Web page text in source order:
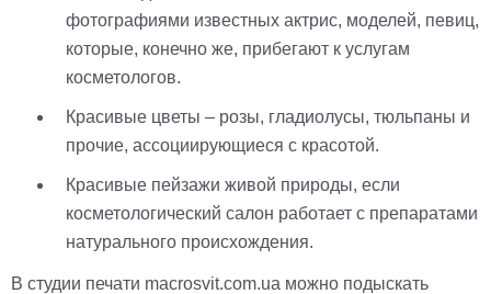
Импрессионизм
Абстракция
Космос
Города
фотографиями известных актрис, моделей, певиц,
которые, конечно же, прибегают к услугам
косметологов.
Красивые цветы – розы, гладиолусы, тюльпаны и
прочие, ассоциирующиеся с красотой.
Красивые пейзажи живой природы, если
косметологический салон работает с препаратами
натурального происхождения.
В студии печати macrosvit.com.ua можно подыскать